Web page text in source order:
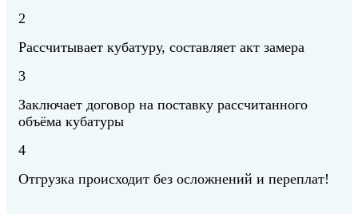
2
Рассчитывает кубатуру, составляет акт замера
3
Заключает договор на поставку рассчитанного
объёма кубатуры
4
Отгрузка происходит без осложнений и переплат!